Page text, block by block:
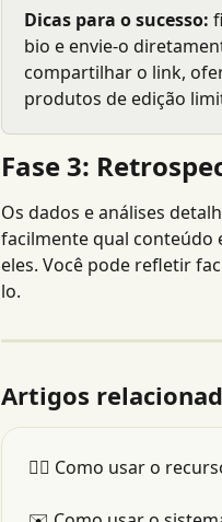
Dicas para o sucesso:
bio e envie-o
compartilhar o link,
produtos de edição
Fase 3:
Os dados e análises
facilmente qual conteúdo
eles. Você pode refletir
lo.
Artigos
👯‍♂️ Como usar o